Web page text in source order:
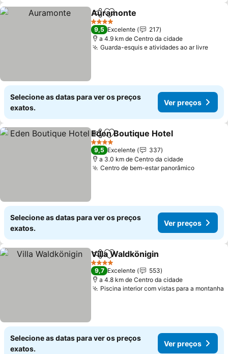
PartilharAdicionar aos favoritos
Auramonte
4 Estrelas
9,5 Excelente
217
a 4.9 km de Centro da cidade
Guarda-esquis e atividades ao ar livre
Selecione as datas para ver os preços
exatos.
Ver preços
PartilharAdicionar aos favoritos
Eden Boutique Hotel
4 Estrelas
9,5 Excelente
337
a 3.0 km de Centro da cidade
Centro de bem-estar panorâmico
Selecione as datas para ver os preços
exatos.
Ver preços
PartilharAdicionar aos favoritos
Villa Waldkönigin
4 Estrelas
9,7 Excelente
553
a 4.8 km de Centro da cidade
Piscina interior com vistas para a montanha
Selecione as datas para ver os preços
exatos.
Ver preços